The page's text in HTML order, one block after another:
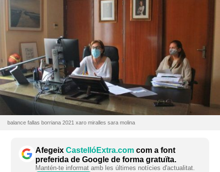
balance fallas borriana 2021 xaro miralles sara molina
Afegeix CastellóExtra.com com a font
preferida de Google de forma gratuïta.
Mantén-te informat amb les últimes notícies d'actualitat.